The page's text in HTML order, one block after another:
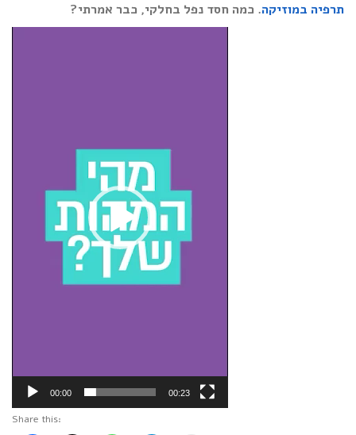
תרפיה במוזיקה. כמה חסד נפל בחלקי, כבר אמרתי?
00:00 00:23
Share this: